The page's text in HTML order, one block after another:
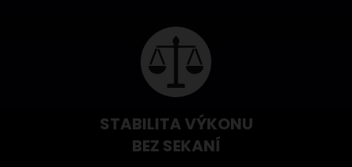
STABILITA VÝKONU
BEZ SEKANÍ